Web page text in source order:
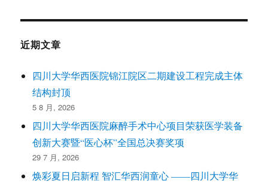
近期文章
四川大学华西医院锦江院区二期建设工程完成主体
结构封顶
5 8 月, 2026
四川大学华西医院麻醉手术中心项目荣获医学装备
创新大赛暨“医心杯”全国总决赛奖项
29 7 月, 2026
焕彩夏日启新程 智汇华西润童心 ——四川大学华